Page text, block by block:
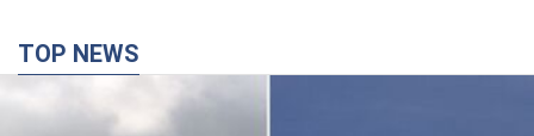
TOP NEWS